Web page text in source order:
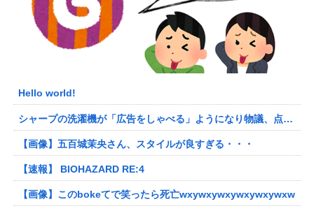
Hello world!
シャープの洗濯機が「広告をしゃべる」ようになり物議、点滅するボタンを押すと洗剤のキャンペーン音声 「SFの世界だ」 [朝一から閉店までφ★]
【画像】五百城茉央さん、スタイルが良すぎる・・・
【速報】 BIOHAZARD RE:4
【画像】このbokeてで笑ったら死亡wxywxywxywxywxywxw